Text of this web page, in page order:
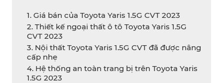
1. Giá bán của Toyota Yaris 1.5G CVT 2023
2. Thiết kế ngoại thất ô tô Toyota Yaris 1.5G
CVT 2023
3. Nội thất Toyota Yaris 1.5G CVT đã được nâng
cấp nhẹ
4. Hệ thống an toàn trang bị trên Toyota Yaris
1.5G 2023